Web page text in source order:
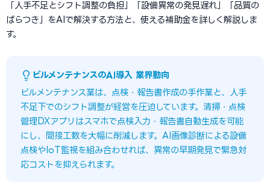
「人手不足とシフト調整の負担」「設備異常の発見遅れ」「品質の
ばらつき」をAIで解決する方法と、使える補助金を詳しく解説しま
す。
ビルメンテナンスのAI導入 業界動向
ビルメンテナンス業は、点検・報告書作成の手作業と、人手
不足下でのシフト調整が経営を圧迫しています。清掃・点検
管理DXアプリはスマホで点検入力・報告書自動生成を可能
にし、間接工数を大幅に削減します。AI画像診断による設備
点検やIoT監視を組み合わせれば、異常の早期発見で緊急対
応コストを抑えられます。